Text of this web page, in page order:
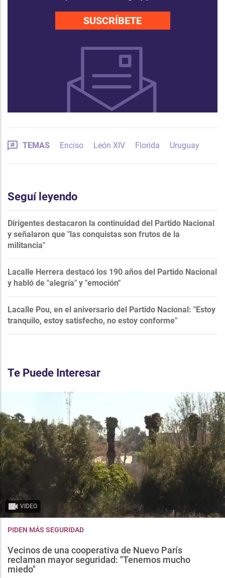
SUSCRÍBETE
TEMAS Enciso León XIV Florida Uruguay
Seguí leyendo
Dirigentes destacaron la continuidad del Partido Nacional
y señalaron que "las conquistas son frutos de la
militancia"
Lacalle Herrera destacó los 190 años del Partido Nacional
y habló de "alegría" y "emoción"
Lacalle Pou, en el aniversario del Partido Nacional: "Estoy
tranquilo, estoy satisfecho, no estoy conforme"
Te Puede Interesar
VIDEO
PIDEN MÁS SEGURIDAD
Vecinos de una cooperativa de Nuevo París
reclaman mayor seguridad: "Tenemos mucho
miedo"